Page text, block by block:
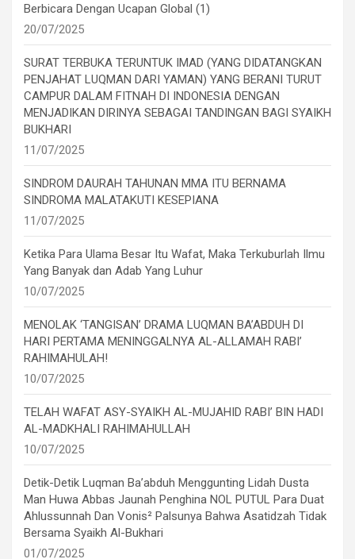
Berbicara Dengan Ucapan Global (1)
20/07/2025
SURAT TERBUKA TERUNTUK IMAD (YANG DIDATANGKAN
PENJAHAT LUQMAN DARI YAMAN) YANG BERANI TURUT
CAMPUR DALAM FITNAH DI INDONESIA DENGAN
MENJADIKAN DIRINYA SEBAGAI TANDINGAN BAGI SYAIKH
BUKHARI
11/07/2025
SINDROM DAURAH TAHUNAN MMA ITU BERNAMA
SINDROMA MALATAKUTI KESEPIANA
11/07/2025
Ketika Para Ulama Besar Itu Wafat, Maka Terkuburlah Ilmu
Yang Banyak dan Adab Yang Luhur
10/07/2025
MENOLAK ‘TANGISAN’ DRAMA LUQMAN BA’ABDUH DI
HARI PERTAMA MENINGGALNYA AL-ALLAMAH RABI’
RAHIMAHULAH!
10/07/2025
TELAH WAFAT ASY-SYAIKH AL-MUJAHID RABI’ BIN HADI
AL-MADKHALI RAHIMAHULLAH
10/07/2025
Detik-Detik Luqman Ba’abduh Menggunting Lidah Dusta
Man Huwa Abbas Jaunah Penghina NOL PUTUL Para Duat
Ahlussunnah Dan Vonis² Palsunya Bahwa Asatidzah Tidak
Bersama Syaikh Al-Bukhari
01/07/2025